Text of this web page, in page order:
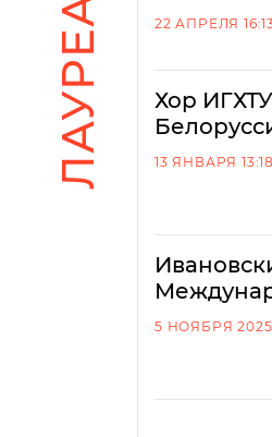
ЛАУРЕАТЫ 22 АПРЕЛЯ
Хор
13 ЯНВАРЯ 13:18
5 НОЯБРЯ 2025